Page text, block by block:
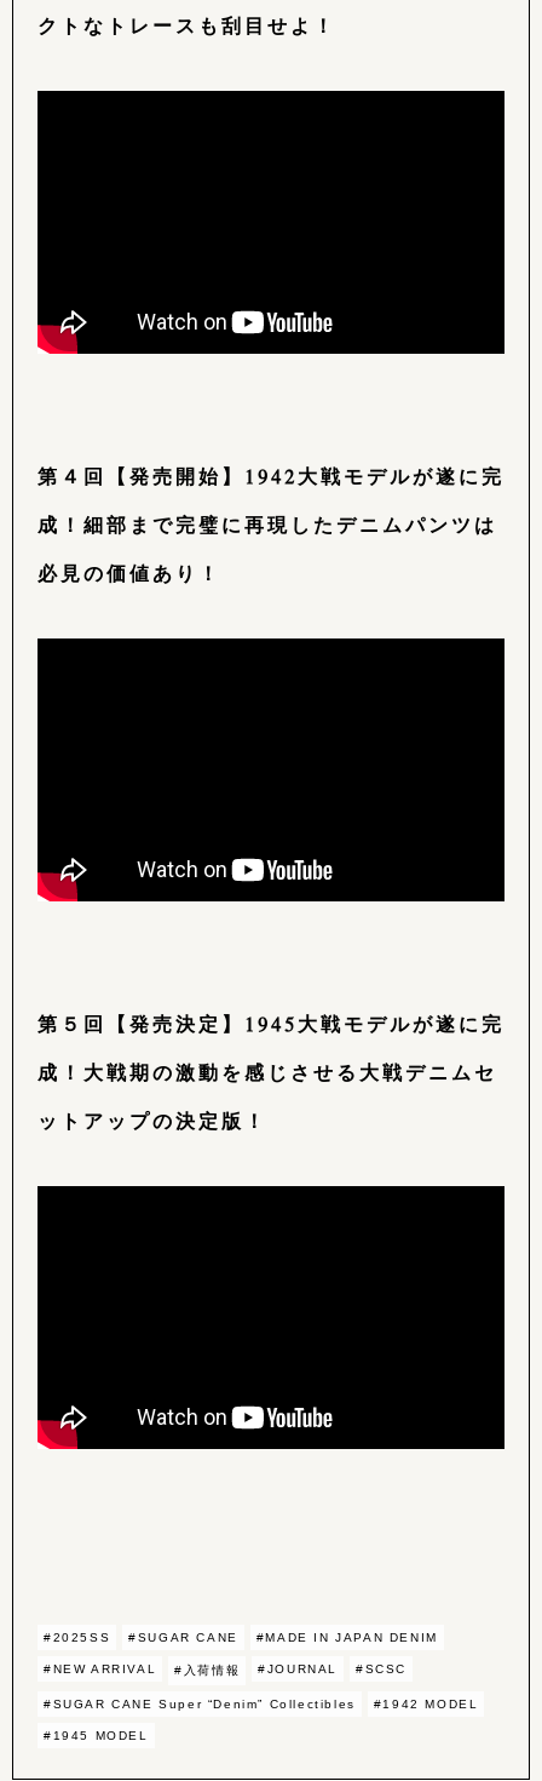
クトなトレースも刮目せよ！
第４回【発売開始】1942大戦モデルが遂に完
成！細部まで完璧に再現したデニムパンツは
必見の価値あり！
第５回【発売決定】1945大戦モデルが遂に完
成！大戦期の激動を感じさせる大戦デニムセ
ットアップの決定版！
#2025SS #SUGAR CANE #MADE IN JAPAN DENIM
#NEW ARRIVAL #入荷情報 #JOURNAL #SCSC
#SUGAR CANE Super “Denim” Collectibles #1942 MODEL
#1945 MODEL